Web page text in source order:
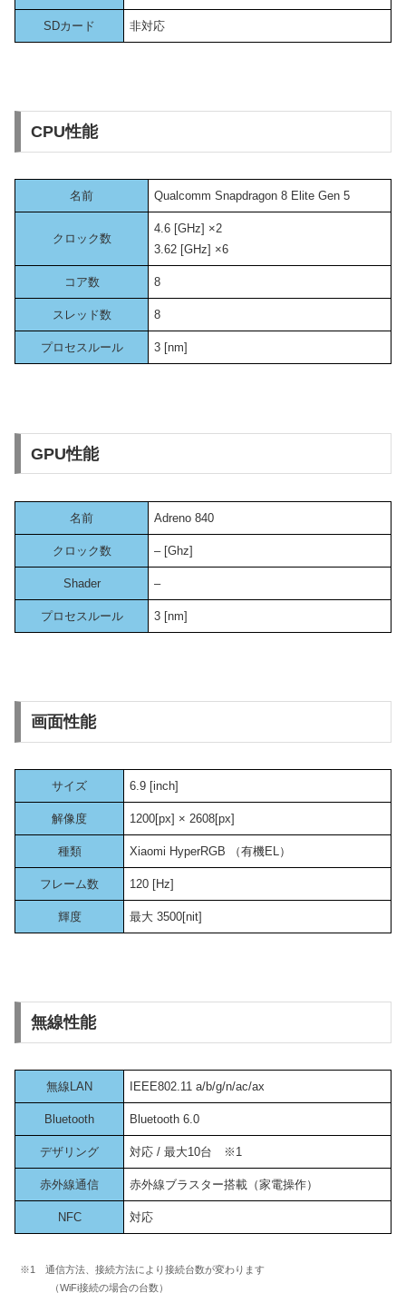
SDカード 非対応
CPU性能
名前 Qualcomm Snapdragon 8 Elite Gen 5
クロック数
4.6 [GHz] ×2
3.62 [GHz] ×6
コア数 8
スレッド数 8
プロセスルール 3 [nm]
GPU性能
名前 Adreno 840
クロック数 – [Ghz]
Shader –
プロセスルール 3 [nm]
画面性能
サイズ 6.9 [inch]
解像度 1200[px] × 2608[px]
種類 Xiaomi HyperRGB （有機EL）
フレーム数 120 [Hz]
輝度 最大 3500[nit]
無線性能
無線LAN IEEE802.11 a/b/g/n/ac/ax
Bluetooth Bluetooth 6.0
デザリング 対応 / 最大10台 ※1
赤外線通信 赤外線ブラスター搭載（家電操作）
NFC 対応
※1 通信方法、接続方法により接続台数が変わります
（WiFi接続の場合の台数）